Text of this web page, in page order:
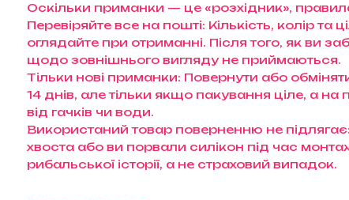
Оскільки приманки — це «розхідник»,
Перевіряйте все на пошті: Кількість, колір та
оглядайте при отриманні. Після того, як ви
щодо зовнішнього вигляду не приймаються.
Тільки нові приманки: Повернути або
14 днів, але тільки якщо пакування ціле, а на
від гачків чи води.
Використаний товар поверненню не
хвоста або ви порвали силікон під час
рибальської історії, а не страховий випадок.